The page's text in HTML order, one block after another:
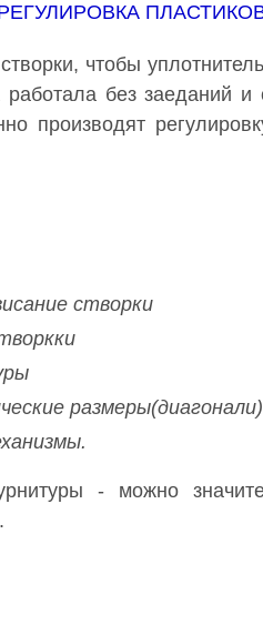
чтобы
без заеданий
производят
створки
- можно